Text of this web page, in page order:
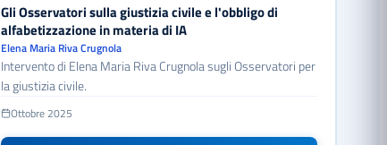
Gli Osservatori sulla giustizia civile e l'obbligo di
alfabetizzazione in materia di IA
Elena Maria Riva Crugnola
Intervento di Elena Maria Riva Crugnola sugli Osservatori per
la giustizia civile.
Ottobre 2025